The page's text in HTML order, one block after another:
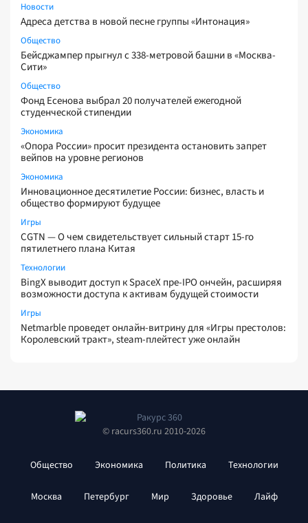
Новости
Адреса детства в новой песне группы «Интонация»
Общество
Бейсджампер прыгнул с 338-метровой башни в «Москва-
Сити»
Общество
Фонд Есенова выбрал 20 получателей ежегодной
студенческой стипендии
Экономика
«Опора России» просит президента остановить запрет
вейпов на уровне регионов
Экономика
Инновационное десятилетие России: бизнес, власть и
общество формируют будущее
Игры
CGTN — О чем свидетельствует сильный старт 15-го
пятилетнего плана Китая
Технологии
BingX выводит доступ к SpaceX пре-IPO ончейн, расширяя
возможности доступа к активам будущей стоимости
Игры
Netmarble проведет онлайн-витрину для «Игры престолов:
Королевский тракт», steam-плейтест уже онлайн
© racurs360.ru 2010-2026
Общество Экономика Политика Технологии
Москва Петербург Мир Здоровье Лайф